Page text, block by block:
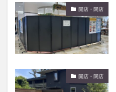
開店・閉店
開店・閉店